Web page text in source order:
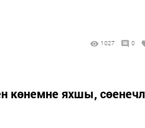
1027 0
көнемне яхшы,